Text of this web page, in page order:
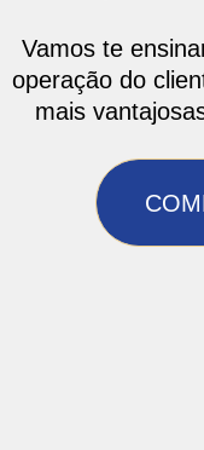
Vamos te
operação do
mais